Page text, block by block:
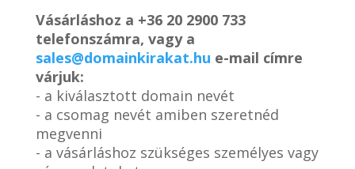
Vásárláshoz a +36 20 2900 733
telefonszámra, vagy a
sales@domainkirakat.hu e-mail címre
várjuk:
- a kiválasztott domain nevét
- a csomag nevét amiben szeretnéd
megvenni
- a vásárláshoz szükséges személyes vagy